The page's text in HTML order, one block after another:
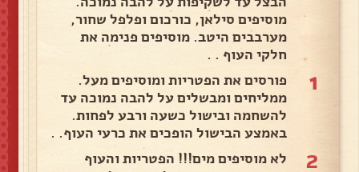
מוסיפים סילאן, כורכום ופלפל שחור,
מערבבים היטב. מוסיפים פנימה את
חלקי העוף . .
1
פורסים את הפטריות ומוסיפים מעל.
ממליחים ומבשלים על להבה נמוכה עד
להשחמה ובישול כשעה ורבע לפחות.
באמצע הבישול הופכים את כרעי העוף. .
2
לא מוסיפים מים!!! הפטריות והעוף